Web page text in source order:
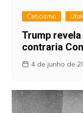
Ceticismo
Trump
contraria
4 de junho de